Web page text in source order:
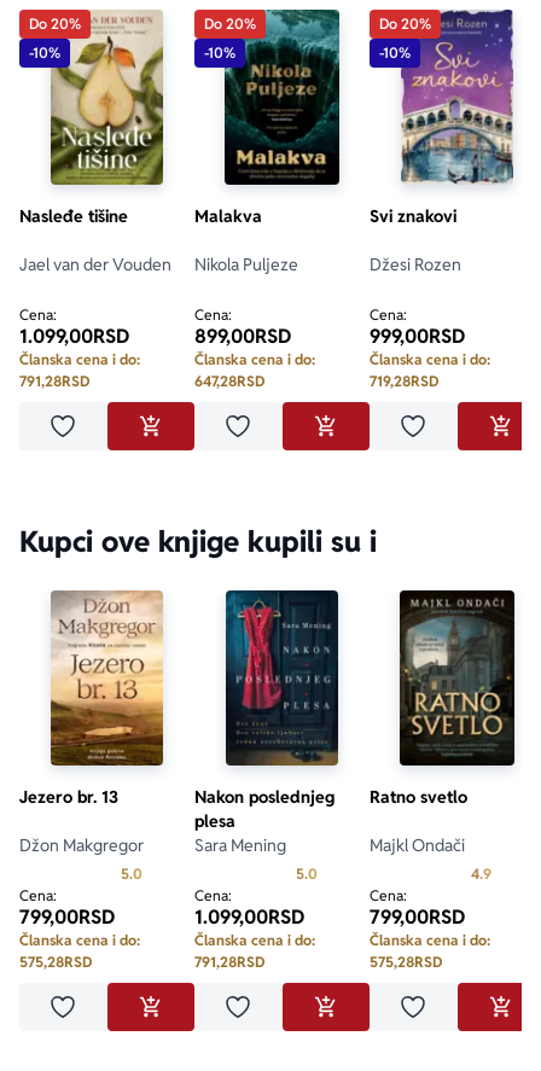
„Federika Bosko je ironična i inteligentna književnica.“
Grazia
„Bestseleri Federike Bosko prodati su u milion
primeraka.“ Donna Moderna
Do 20%
-10%
Nasleđe tišine
Jael van der Vouden
Cena:
1.099,00RSD
Članska cena i do:
791,28RSD
Dodaj u omiljeneDODAJ U KORPU
Do 20%
-10%
Malakva
Nikola Puljeze
Cena:
899,00RSD
Članska cena i do:
647,28RSD
Dodaj u omiljeneDODAJ U KORPU
Do 20%
-10%
Svi znakovi
Džesi Rozen
Cena:
999,00RSD
Članska cena i do:
719,28RSD
Dodaj u
Kupci ove knjige kupili su i
Jezero br. 13
Džon Makgregor
5.0 Prosecna ocena je 5.0 od 5
Cena:
799,00RSD
Članska cena i do:
575,28RSD
Dodaj u omiljeneDODAJ U KORPU
Nakon poslednjeg
plesa
Sara Mening
5.0 Prosecna ocena je 5.0 od 5
Cena:
1.099,00RSD
Članska cena i do:
791,28RSD
Dodaj u omiljeneDODAJ U KORPU
Ratno svetlo
Majkl Ondači
4.9
Cena:
799,00RSD
Članska cena i do:
575,28RSD
Dodaj u